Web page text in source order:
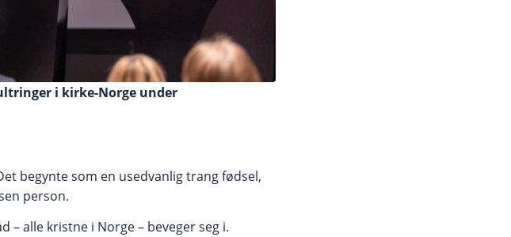
i kirke-Norge under
begynte som en usedvanlig trang fødsel,
person.
– alle kristne i Norge – beveger seg i.